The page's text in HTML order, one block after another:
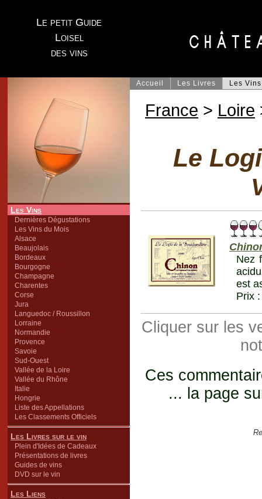
Le petit Guide
Loisel
des vins
Les Vins
Dernières Dégustations
Les Vins du Mois
Alsace
Beaujolais
Bordeaux
Bourgogne
Champagne
Charentes
Corse
Jura
Languedoc / Roussillon
Lorraine
Normandie
Provence
Savoie
Sud-Ouest
Vallée de la Loire
Vallée du Rhône
Italie
Hongrie
Liste des Appellations
Les Classements Officiels
Les Livres sur le vin
Plein d'Idées de Cadeaux
Présentations de livres
Guides de vins
DVD sur le vin
Les Liens
Accueil Les Livres Les Vins
France > Loire
Le
Nez
est
Prix :
Cliquer sur les
Ces
... la page